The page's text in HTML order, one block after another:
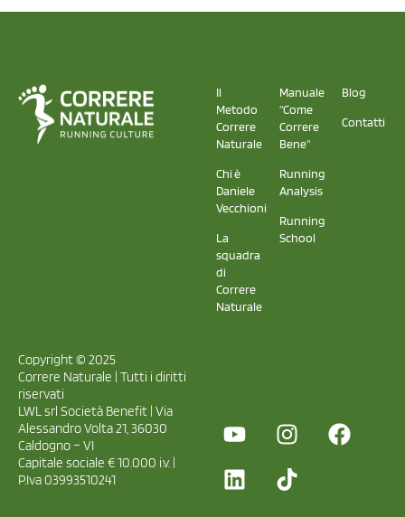
Il
Metodo
Correre
Naturale
Chi è
Daniele
Vecchioni
La
squadra
di
Correre
Naturale
Manuale
"Come
Correre
Bene"
Running
Analysis
Running
School
Blog
Contatti
Copyright © 2025
Correre Naturale | Tutti i diritti
riservati
LWL srl Società Benefit | Via
Alessandro Volta 21, 36030
Caldogno – VI
Capitale sociale € 10.000 i.v. |
P.Iva 03993510241